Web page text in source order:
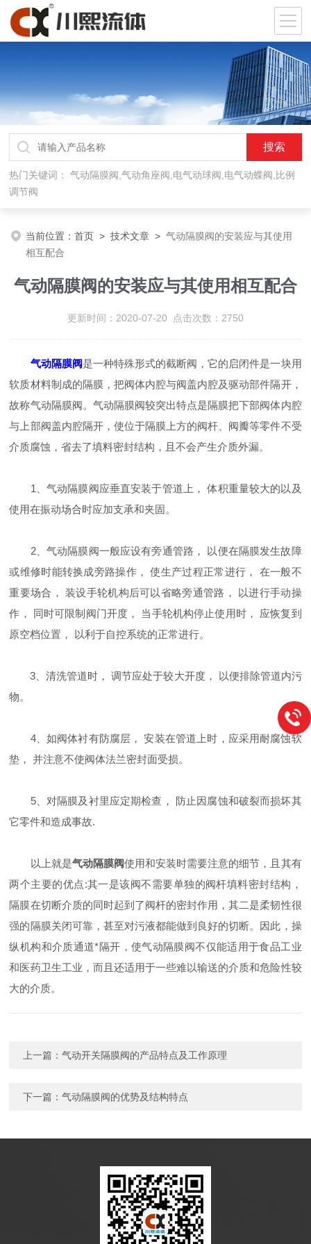
热门关键词：气动隔膜阀,气动角座阀,电气动球阀,电气动蝶阀,比例
调节阀
当前位置：首页 >技术文章 >气动隔膜阀的安装应与其使用
相互配合
气动隔膜阀的安装应与其使用相互配合
更新时间：2020-07-20 点击次数：2750
气动隔膜阀是一种特殊形式的截断阀，它的启闭件是一块用
软质材料制成的隔膜，把阀体内腔与阀盖内腔及驱动部件隔开，
故称气动隔膜阀。气动隔膜阀较突出特点是隔膜把下部阀体内腔
与上部阀盖内腔隔开，使位于隔膜上方的阀杆、阀瓣等零件不受
介质腐蚀，省去了填料密封结构，且不会产生介质外漏。
1、气动隔膜阀应垂直安装于管道上， 体积重量较大的以及
使用在振动场合时应加支承和夹固。
2、气动隔膜阀一般应设有旁通管路， 以便在隔膜发生故障
或维修时能转换成旁路操作， 使生产过程正常进行， 在一般不
重要场合， 装设手轮机构后可以省略旁通管路， 以进行手动操
作， 同时可限制阀门开度， 当手轮机构停止使用时， 应恢复到
原空档位置， 以利于自控系统的正常进行。
3、清洗管道时， 调节应处于较大开度， 以便排除管道内污
物。
4、如阀体衬有防腐层， 安装在管道上时，应采用耐腐蚀软
垫， 并注意不使阀体法兰密封面受损。
5、对隔膜及衬里应定期检查， 防止因腐蚀和破裂而损坏其
它零件和造成事故.
以上就是气动隔膜阀使用和安装时需要注意的细节，且其有
两个主要的优点:其一是该阀不需要单独的阀杆填料密封结构，
隔膜在切断介质的同时起到了阀杆的密封作用，其二是柔韧性很
强的隔膜关闭可靠，甚至对污液都能做到良好的切断。因此，操
纵机构和介质通道*隔开，使气动隔膜阀不仅能适用于食品工业
和医药卫生工业，而且还适用于一些难以输送的介质和危险性较
大的介质。
上一篇：气动开关隔膜阀的产品特点及工作原理
下一篇：气动隔膜阀的优势及结构特点